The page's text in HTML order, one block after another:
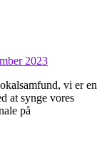
2023
vi er en
at synge vores
på